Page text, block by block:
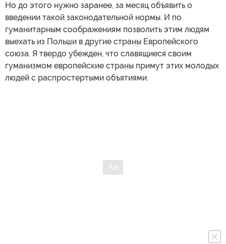
Но до этого нужно заранее, за месяц объявить о
введении такой законодательной нормы. И по
гуманитарным соображениям позволить этим людям
выехать из Польши в другие страны Европейского
союза. Я твердо убежден, что славящиеся своим
гуманизмом европейские страны примут этих молодых
людей с распростертыми объятиями.